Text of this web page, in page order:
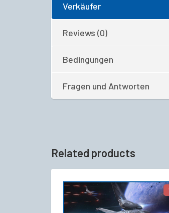
Verkäufer
Reviews (0)
Bedingungen
Fragen und Antworten
Related products
IN DEN